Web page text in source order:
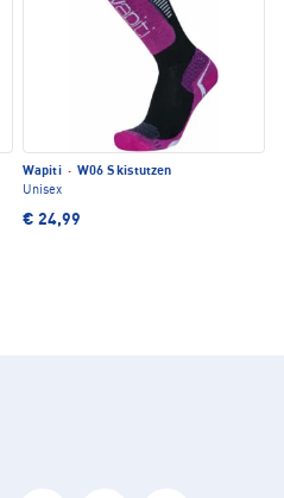
Wapiti · W06 Skistutzen
Unisex
€ 24,99